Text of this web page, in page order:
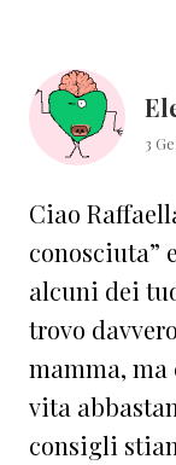
3
Ciao
conosciuta”
alcuni dei
trovo
mamma,
vita
consigli